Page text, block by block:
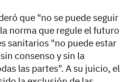
que "no se puede seguir
norma que regule el futuro
sanitarios "no puede estar
consenso y sin la
las partes". A su juicio, el